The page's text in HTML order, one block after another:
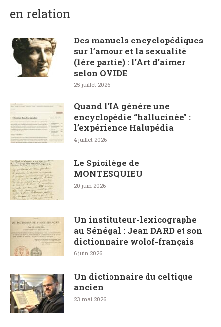
en relation
Des manuels encyclopédiques
sur l’amour et la sexualité
(1ère partie) : l’Art d’aimer
selon OVIDE
25 juillet 2026
Quand l’IA génère une
encyclopédie “hallucinée” :
l’expérience Halupédia
4 juillet 2026
Le Spicilège de
MONTESQUIEU
20 juin 2026
Un instituteur-lexicographe
au Sénégal : Jean DARD et son
dictionnaire wolof-français
6 juin 2026
Un dictionnaire du celtique
ancien
23 mai 2026